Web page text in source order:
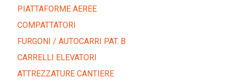
PIATTAFORME AEREE
COMPATTATORI
FURGONI / AUTOCARRI PAT. B
CARRELLI ELEVATORI
ATTREZZATURE CANTIERE